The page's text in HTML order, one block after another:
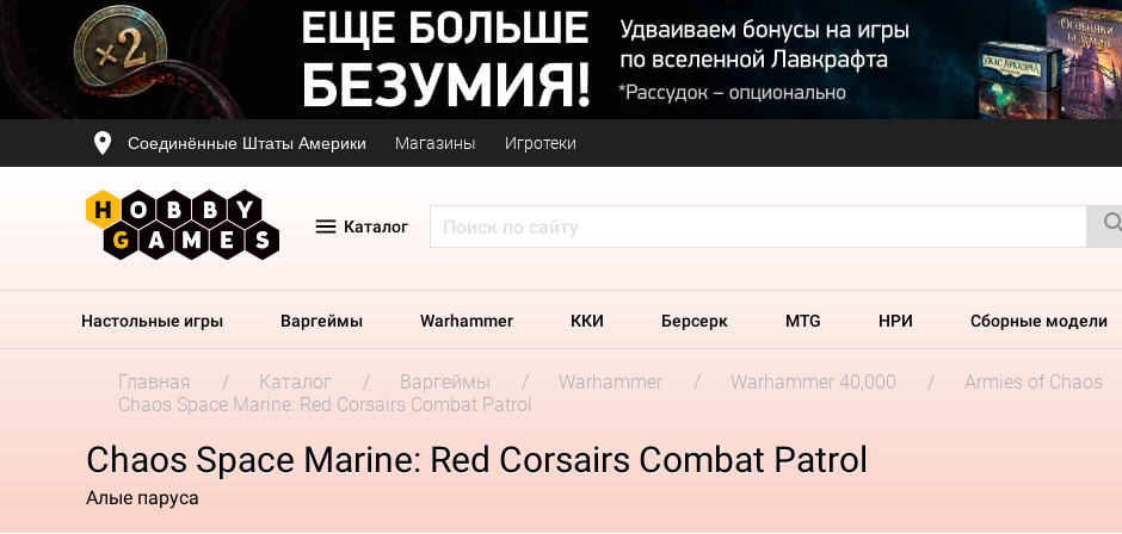
Соединённые Штаты Америки Магазины Игротеки
Каталог
Настольные игры Варгеймы Warhammer ККИ Берсерк MTG НРИ Сборные модели
Главная Каталог Варгеймы Warhammer Warhammer 40,000 Armies of Chaos
Chaos Space Marine: Red Corsairs Combat Patrol
Chaos Space Marine: Red Corsairs Combat Patrol
Алые паруса